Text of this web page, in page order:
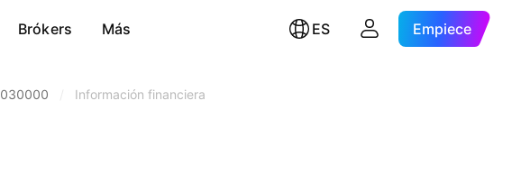
Brókers Más ES Empiece
030000 Información financiera